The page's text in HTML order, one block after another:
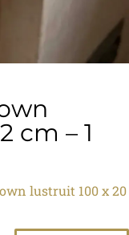
cm – 1
lustruit 100 x 20